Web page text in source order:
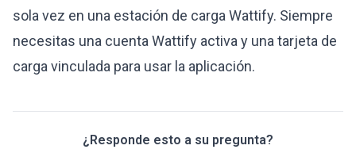
sola vez en una estación de carga Wattify. Siempre
necesitas una cuenta Wattify activa y una tarjeta de
carga vinculada para usar la aplicación.
¿Responde esto a su pregunta?